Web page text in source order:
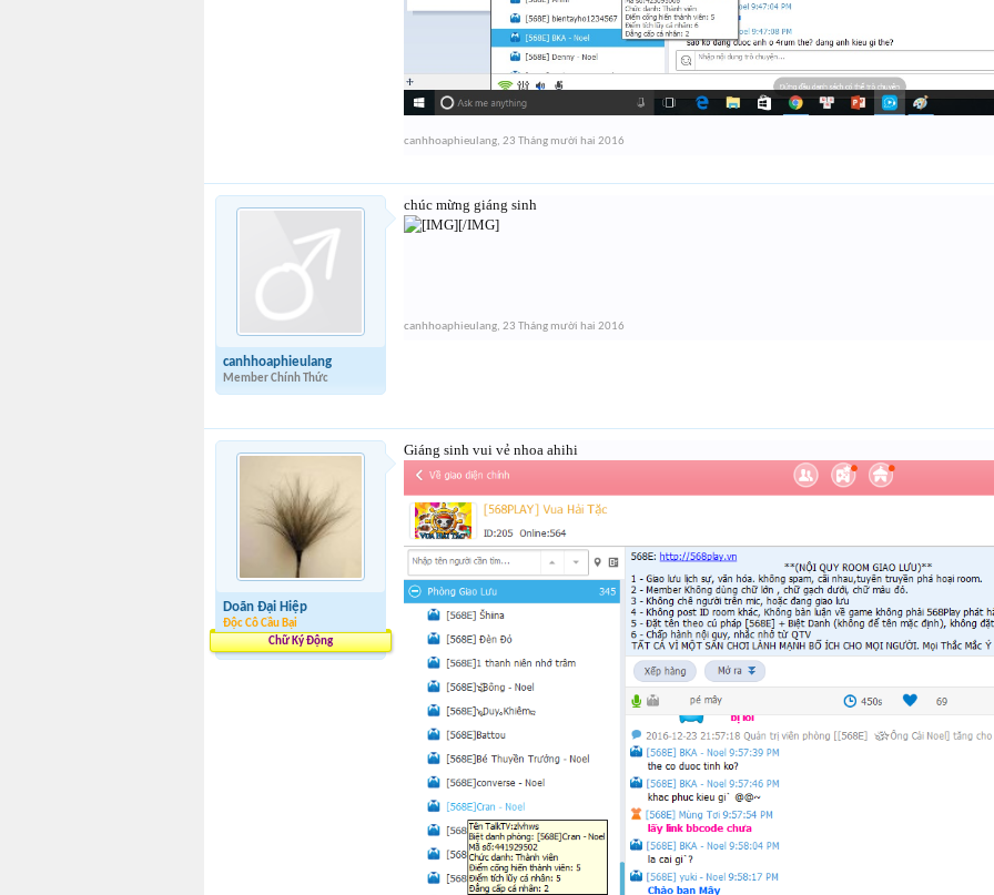
canhhoaphieulang, 23 Tháng mười hai 2016
canhhoaphieulang
Member Chính Thức
chúc mừng giáng sinh
[/IMG]
canhhoaphieulang, 23 Tháng mười hai 2016
Doãn Đại Hiệp
Độc Cô Cầu Bại
Chữ Ký Động
Giáng sinh vui vẻ nhoa ahihi